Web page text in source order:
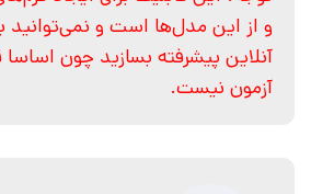
و از این مدل‌ها است و نمی‌توانید
آنلاین پیشرفته بسازید چون
آزمون نیست.